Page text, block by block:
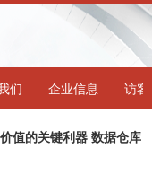
们 企业信息 访客
值的关键利器 数据仓库